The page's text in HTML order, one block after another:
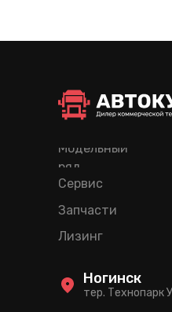
Лизинг
Модельный
ряд
Сервис
Запчасти
тер. Технопарк
Ногинск